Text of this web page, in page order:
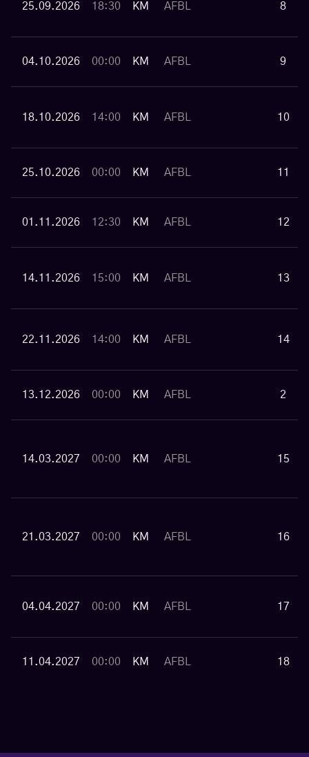
25.09.2026 18:30 KM AFBL 8
04.10.2026 00:00 KM AFBL 9
18.10.2026 14:00 KM AFBL 10
25.10.2026 00:00 KM AFBL 11
01.11.2026 12:30 KM AFBL 12
14.11.2026 15:00 KM AFBL 13
22.11.2026 14:00 KM AFBL 14
13.12.2026 00:00 KM AFBL 2
14.03.2027 00:00 KM AFBL 15
21.03.2027 00:00 KM AFBL 16
04.04.2027 00:00 KM AFBL 17
11.04.2027 00:00 KM AFBL 18